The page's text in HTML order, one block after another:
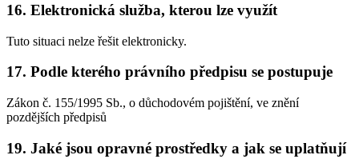
16. Elektronická služba, kterou lze využít
Tuto situaci nelze řešit elektronicky.
17. Podle kterého právního předpisu se postupuje
Zákon č. 155/1995 Sb., o důchodovém pojištění, ve znění
pozdějších předpisů
19. Jaké jsou opravné prostředky a jak se uplatňují